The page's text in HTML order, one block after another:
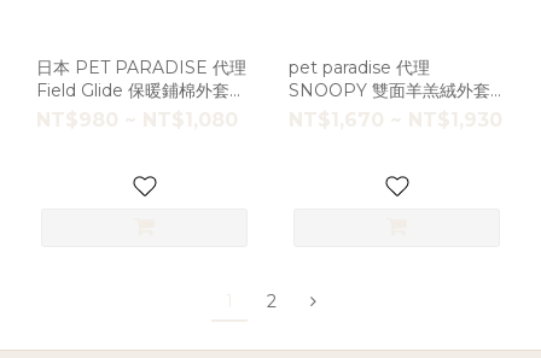
日本 PET PARADISE 代理
Field Glide 保暖鋪棉外套
[D6066]
NT$980 ~ NT$1,080
pet paradise 代理
SNOOPY 雙面羊羔絨外套
大狗 [D15116]
NT$1,670 ~ NT$1,930
1 2